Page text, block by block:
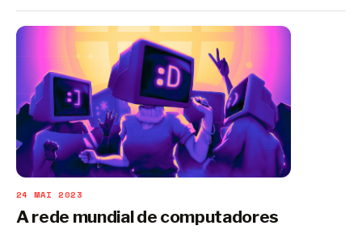
24 MAI 2023
A rede mundial de computadores